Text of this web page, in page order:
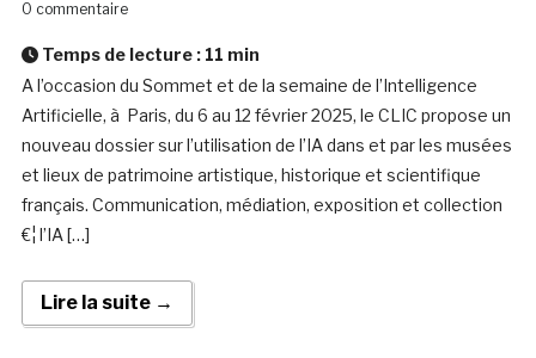
0 commentaire
Temps de lecture : 11 min
A l’occasion du Sommet et de la semaine de l’Intelligence
Artificielle, à Paris, du 6 au 12 février 2025, le CLIC propose un
nouveau dossier sur l’utilisation de l’IA dans et par les musées
et lieux de patrimoine artistique, historique et scientifique
français. Communication, médiation, exposition et collection
€¦ l’IA […]
Lire la suite →